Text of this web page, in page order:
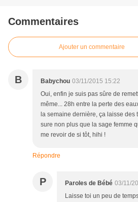
Commentaires
Ajouter un commentaire
B Babychou 03/11/2015 15:22
Oui, enfin je suis pas sûre de
même... 28h entre la perte des
la semaine dernière, ça laisse des
sure non plus que la sage femme
me revoir de si tôt, hihi !
Répondre
P Paroles de Bébé 03/11/
Laisse toi un peu de